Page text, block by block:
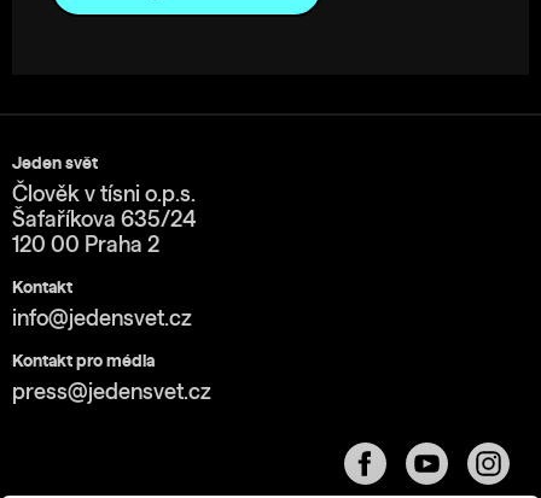
Jeden svět
Člověk v tísni o.p.s.
Šafaříkova 635/24
120 00 Praha 2
Kontakt
info@jedensvet.cz
Kontakt pro média
press@jedensvet.cz